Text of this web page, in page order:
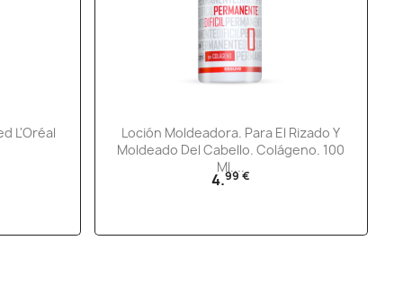
L'Oréal Vista rápida
Loción Moldeadora. Para El Rizado Y
Moldeado Del Cabello. Colágeno. 100
Ml....
4.99 €